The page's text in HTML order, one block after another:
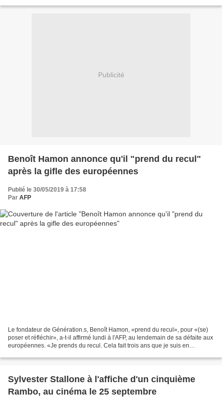
Publicité
Benoît Hamon annonce qu'il "prend du recul"
après la gifle des européennes
Publié le 30/05/2019 à 17:58
Par AFP
Le fondateur de Génération.s, Benoît Hamon, «prend du recul», pour «(se)
poser et réfléchir», a-t-il affirmé lundi à l'AFP, au lendemain de sa défaite aux
européennes. «Je prends du recul. Cela fait trois ans que je suis en
Sylvester Stallone à l'affiche d'un cinquième
Rambo, au cinéma le 25 septembre